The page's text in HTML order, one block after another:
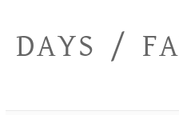
tout
essayer
DAYS /